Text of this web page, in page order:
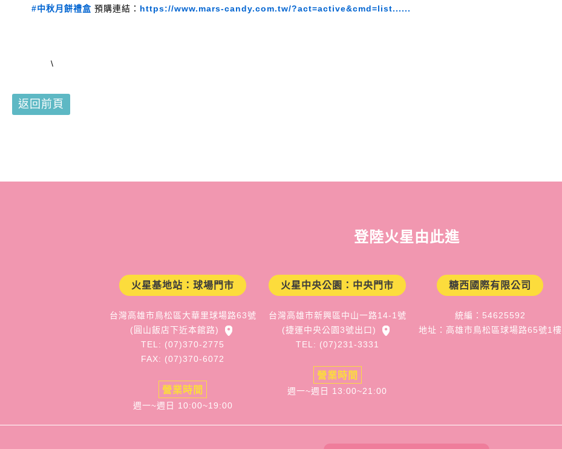
#中秋月餅禮盒 預購連結： https://www.mars-candy.com.tw/?act=active&cmd=list......
返回前頁
登陸火星由此進
火星基地站：球場門市
台灣高雄市鳥松區大華里球場路63號
(圓山飯店下近本館路)
TEL: (07)370-2775
FAX: (07)370-6072
營業時間
週一~週日 10:00~19:00
火星中央公園：中央門市
台灣高雄市新興區中山一路14-1號
(捷運中央公園3號出口)
TEL: (07)231-3331
營業時間
週一~週日 13:00~21:00
糖西國際有限公司
統編：54625592
地址：高雄市鳥松區球場路65號1樓